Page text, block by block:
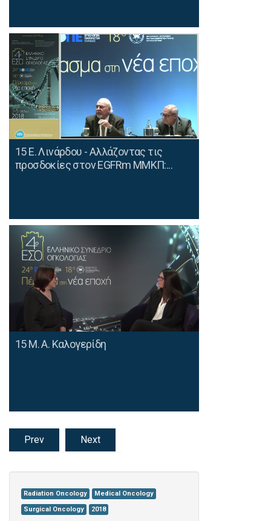
15 Ε. Λινάρδου - Αλλάζοντας τις
προσδοκίες στον EGFRm ΜΜΚΠ:...
15 Μ. Α. Καλογερίδη
Prev Next
Radiation Oncology
Medical Oncology
Surgical Oncology
2018